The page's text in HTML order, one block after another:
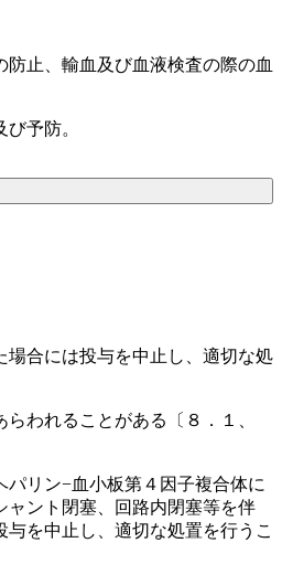
止、輸血及び血液検査の際の血
予防。
合には投与を中止し、適切な処
われることがある〔８．１、
リン−血小板第４因子複合体に
ャント閉塞、回路内閉塞等を伴
を中止し、適切な処置を行うこ